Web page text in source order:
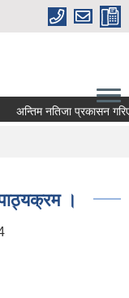
अन्तिम नतिजा प्रकासन गरिएकाे
।